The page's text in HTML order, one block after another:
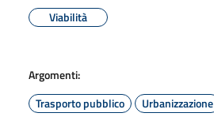
Viabilità
Argomenti:
Trasporto pubblico
Urbanizzazione